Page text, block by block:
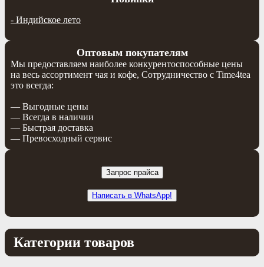
- Индийское лето
Оптовым покупателям
Мы предоставляем наиболее конкурентоспособные цены
на весь ассортимент чая и кофе, Сотрудничество с Time4tea
это всегда:
— Выгодные цены
— Всегда в наличии
— Быстрая доставка
— Превосходный сервис
Запрос прайса
Написать в WhatsApp!
Категории товаров